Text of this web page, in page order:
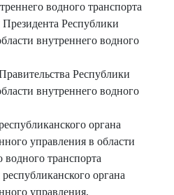
водного транспорта
Республики
внутреннего водного
Республики
внутреннего водного
органа
управления в области
водного транспорта
органа
управления,